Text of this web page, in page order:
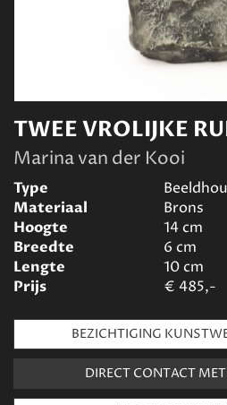
TWEE VROLIJKE
Marina van der Kooi
Type
Materiaal
Brons
Hoogte
14cm
Breedte
6 cm
Lengte
10cm
Prijs
€ 485,-
BEZICHTIGING
DIRECT CONTACT